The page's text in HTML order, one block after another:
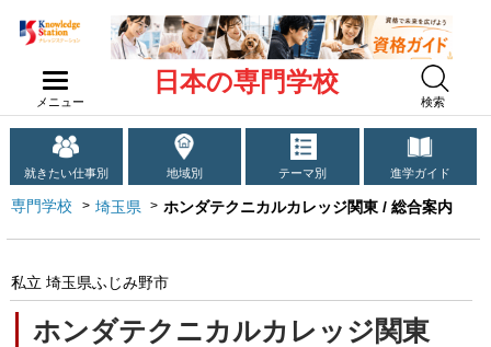
メニュー
日本の専門学校
検索
就きたい仕事別 地域別 テーマ別 進学ガイド
専門学校 埼玉県 ホンダテクニカルカレッジ関東 / 総合案内
ホンダテクニカルカレッジ関東
私立 埼玉県ふじみ野市